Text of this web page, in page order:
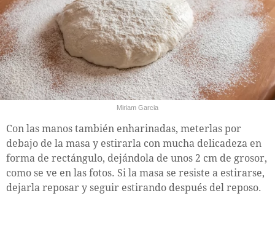
Miriam Garcia
Con las manos también enharinadas, meterlas por
debajo de la masa y estirarla con mucha delicadeza en
forma de rectángulo, dejándola de unos 2 cm de grosor,
como se ve en las fotos. Si la masa se resiste a estirarse,
dejarla reposar y seguir estirando después del reposo.